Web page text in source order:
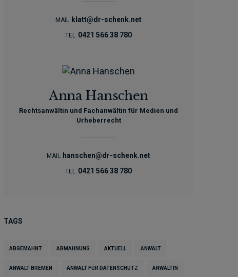
MAIL klatt@dr-schenk.net
TEL 0421 566 38 780
Anna Hanschen
Rechtsanwältin und Fachanwältin für Medien und
Urheberrecht
MAIL hanschen@dr-schenk.net
TEL 0421 566 38 780
TAGS
ABGEMAHNT ABMAHNUNG AKTUELL ANWALT
ANWALT BREMEN ANWALT FÜR DATENSCHUTZ ANWÄLTIN